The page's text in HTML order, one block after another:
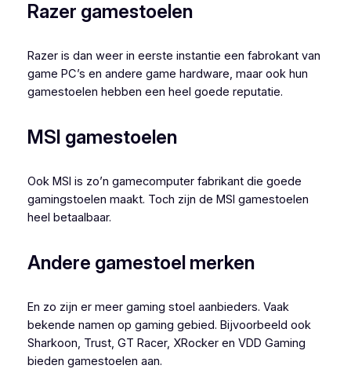
Razer gamestoelen
Razer is dan weer in eerste instantie een fabrokant van
game PC’s en andere game hardware, maar ook hun
gamestoelen hebben een heel goede reputatie.
MSI gamestoelen
Ook MSI is zo’n gamecomputer fabrikant die goede
gamingstoelen maakt. Toch zijn de MSI gamestoelen
heel betaalbaar.
Andere gamestoel merken
En zo zijn er meer gaming stoel aanbieders. Vaak
bekende namen op gaming gebied. Bijvoorbeeld ook
Sharkoon, Trust, GT Racer, XRocker en VDD Gaming
bieden gamestoelen aan.